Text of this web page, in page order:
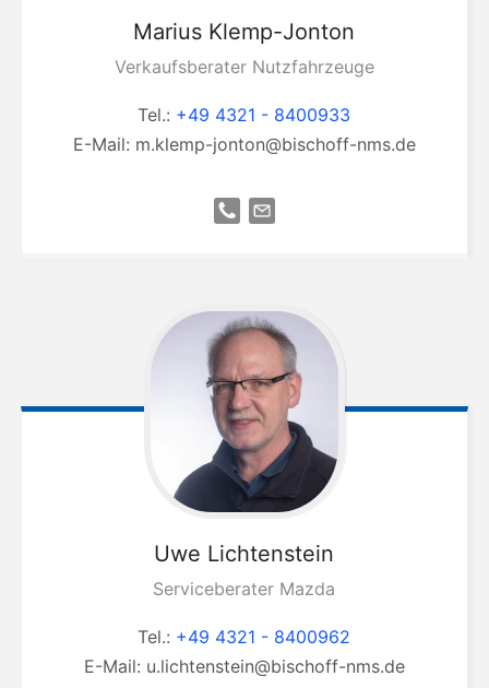
Marius Klemp-Jonton
Verkaufsberater Nutzfahrzeuge
Tel.: +49 4321 - 8400933
E-Mail: m.klemp-jonton@bischoff-nms.de
Uwe Lichtenstein
Serviceberater Mazda
Tel.: +49 4321 - 8400962
E-Mail: u.lichtenstein@bischoff-nms.de